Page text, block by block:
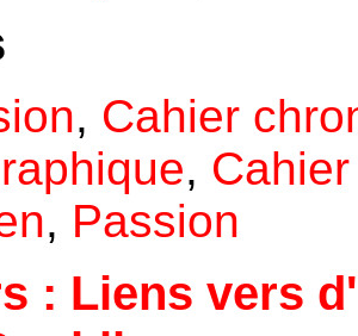
, Cahier
,
, Passion
: Liens vers